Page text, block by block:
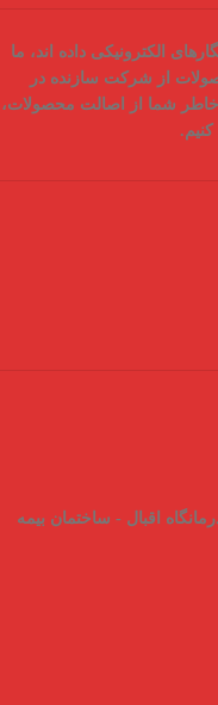
الکترونیکی داده اند، ما
از شرکت سازنده در
شما از
اصالت محصولات،
اقبال - ساختمان بیمه